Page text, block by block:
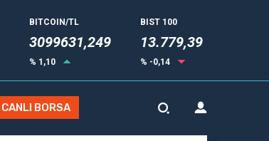
BITCOIN/TL
3099631,249
% 1,10
BIST 100
13.779,39
% -0,14
CANLI BORSA